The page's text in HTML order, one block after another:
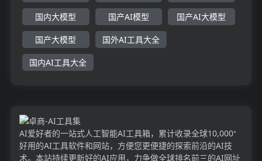
国内大模型 国产AI模型 国产AI大模型
国产大模型 国外AI工具大全
国内AI工具大全
AI爱好者的一站式人工智能AI工具箱，累计收录全球10,000⁺
好用的AI工具软件和网站，方便您更便捷的探索前沿的AI技
术。本站持续更新好的AI应用，力争做全球排名前三的AI网址